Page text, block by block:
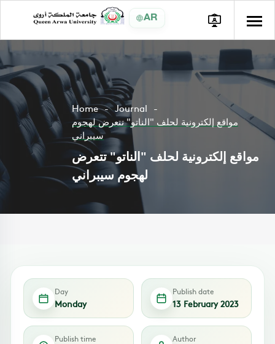
AR
Home
Journal
مواقع إلكترونية لحلف "الناتو" تتعرض لهجوم
سيبراني
مواقع إلكترونية لحلف "الناتو" تتعرض
لهجوم سيبراني
Day
Monday
Publish date
13 February 2023
Publish time Author